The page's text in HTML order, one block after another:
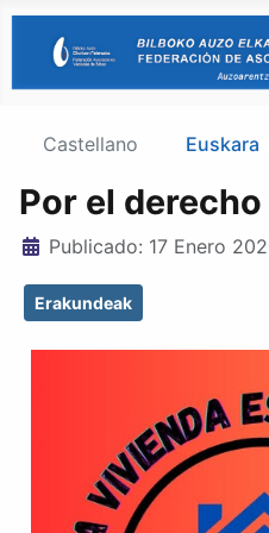
Castellano Euskara
Por el
Detalles
Publicado: 17 Enero
Erakundeak